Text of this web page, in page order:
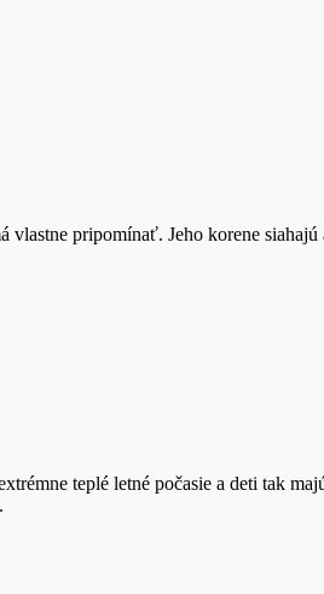
pripomínať. Jeho korene
teplé letné počasie a deti tak